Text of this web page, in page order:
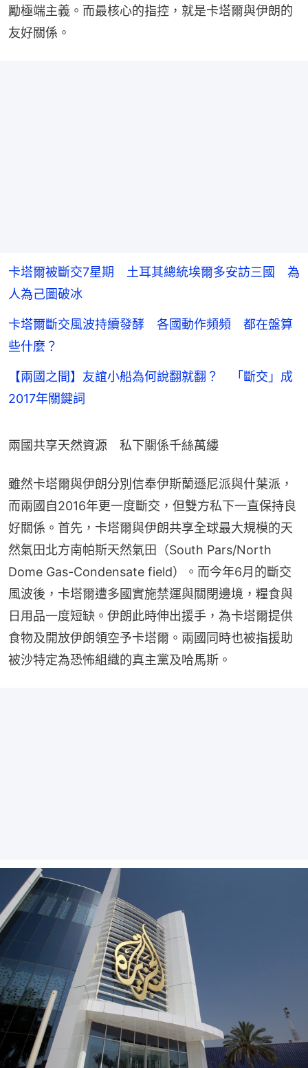
勵極端主義。而最核心的指控，就是卡塔爾與伊朗的
友好關係。
卡塔爾被斷交7星期 土耳其總統埃爾多安訪三國 為
人為己圖破冰
卡塔爾斷交風波持續發酵 各國動作頻頻 都在盤算
些什麼？
【兩國之間】友誼小船為何說翻就翻？ 「斷交」成
2017年關鍵詞
兩國共享天然資源　私下關係千絲萬縷
雖然卡塔爾與伊朗分別信奉伊斯蘭遜尼派與什葉派，
而兩國自2016年更一度斷交，但雙方私下一直保持良
好關係。首先，卡塔爾與伊朗共享全球最大規模的天
然氣田北方南帕斯天然氣田（South Pars/North
Dome Gas-Condensate field）。而今年6月的斷交
風波後，卡塔爾遭多國實施禁運與關閉邊境，糧食與
日用品一度短缺。伊朗此時伸出援手，為卡塔爾提供
食物及開放伊朗領空予卡塔爾。兩國同時也被指援助
被沙特定為恐怖組織的真主黨及哈馬斯。